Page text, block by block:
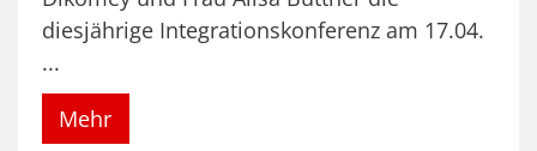
diesjährige Integrationskonferenz am 17.04.
...
Mehr